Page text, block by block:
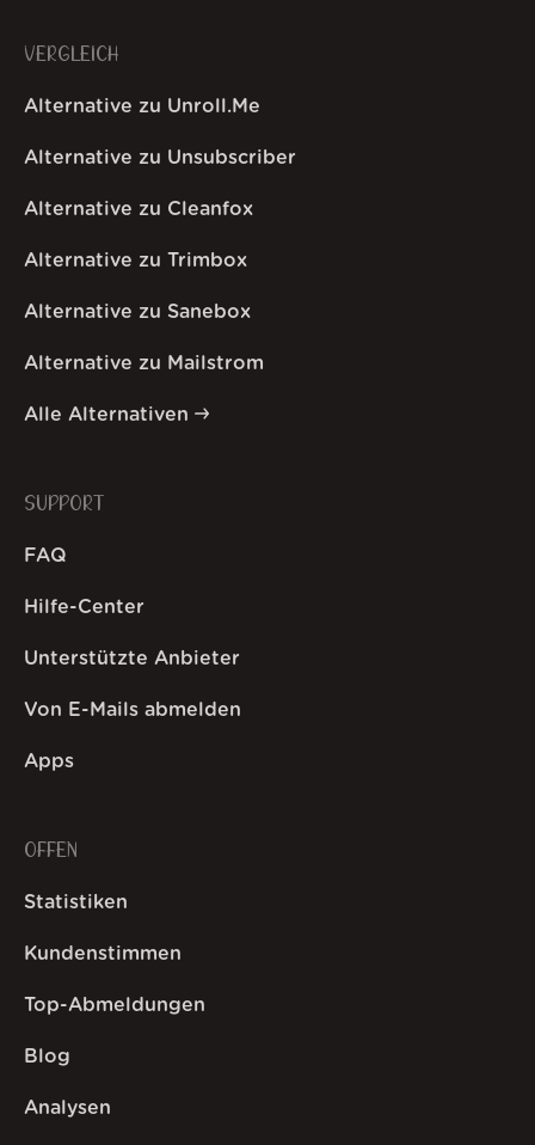
VERGLEICH
Alternative zu Unroll.Me
Alternative zu Unsubscriber
Alternative zu Cleanfox
Alternative zu Trimbox
Alternative zu Sanebox
Alternative zu Mailstrom
Alle Alternativen
SUPPORT
FAQ
Hilfe-Center
Unterstützte Anbieter
Von E-Mails abmelden
Apps
OFFEN
Statistiken
Kundenstimmen
Top-Abmeldungen
Blog
Analysen